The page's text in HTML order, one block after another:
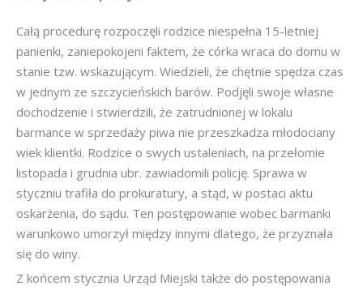
Całą procedurę rozpoczęli rodzice niespełna 15-letniej
panienki, zaniepokojeni faktem, że córka wraca do domu w
stanie tzw. wskazującym. Wiedzieli, że chętnie spędza czas
w jednym ze szczycieńskich barów. Podjęli swoje własne
dochodzenie i stwierdzili, że zatrudnionej w lokalu
barmance w sprzedaży piwa nie przeszkadza młodociany
wiek klientki. Rodzice o swych ustaleniach, na przełomie
listopada i grudnia ubr. zawiadomili policję. Sprawa w
styczniu trafiła do prokuratury, a stąd, w postaci aktu
oskarżenia, do sądu. Ten postępowanie wobec barmanki
warunkowo umorzył między innymi dlatego, że przyznała
się do winy.
Z końcem stycznia Urząd Miejski także do postępowania